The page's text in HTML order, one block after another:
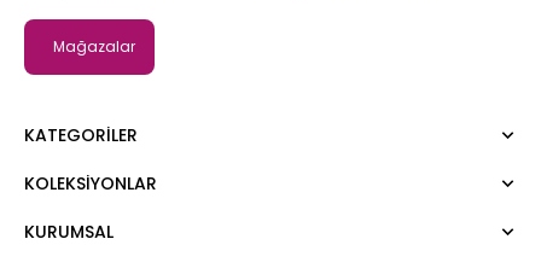
Mağazalar
KATEGORILER
Elbise
KOLEKSIYONLAR
Moda Tutkusu
KURUMSAL